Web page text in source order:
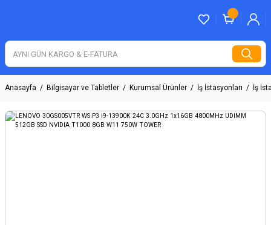
Anasayfa Bilgisayar ve Tabletler Kurumsal Ürünler İş İstasyonları İş